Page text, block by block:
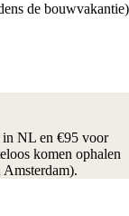
de bouwvakantie)
in NL en €95 voor
komen ophalen